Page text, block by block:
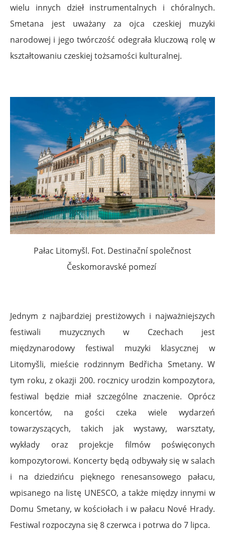
wielu innych dzieł instrumentalnych i chóralnych.
Smetana jest uważany za ojca czeskiej muzyki
narodowej i jego twórczość odegrała kluczową rolę w
kształtowaniu czeskiej tożsamości kulturalnej.
Pałac Litomyšl. Fot. Destinační společnost
Českomoravské pomezí
Jednym z najbardziej prestiżowych i najważniejszych
festiwali muzycznych w Czechach jest
międzynarodowy festiwal muzyki klasycznej w
Litomyšli, mieście rodzinnym Bedřicha Smetany. W
tym roku, z okazji 200. rocznicy urodzin kompozytora,
festiwal będzie miał szczególne znaczenie. Oprócz
koncertów, na gości czeka wiele wydarzeń
towarzyszących, takich jak wystawy, warsztaty,
wykłady oraz projekcje filmów poświęconych
kompozytorowi. Koncerty będą odbywały się w salach
i na dziedzińcu pięknego renesansowego pałacu,
wpisanego na listę UNESCO, a także między innymi w
Domu Smetany, w kościołach i w pałacu Nové Hrady.
Festiwal rozpoczyna się 8 czerwca i potrwa do 7 lipca.